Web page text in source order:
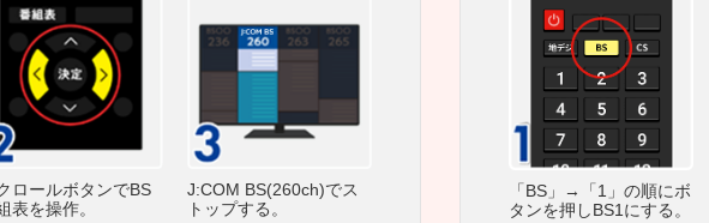
ロールボタンでBS
表を操作。
J:COM BS(260ch)でス
トップする。
「BS」→「1」の順にボ
タンを押しBS1にする。